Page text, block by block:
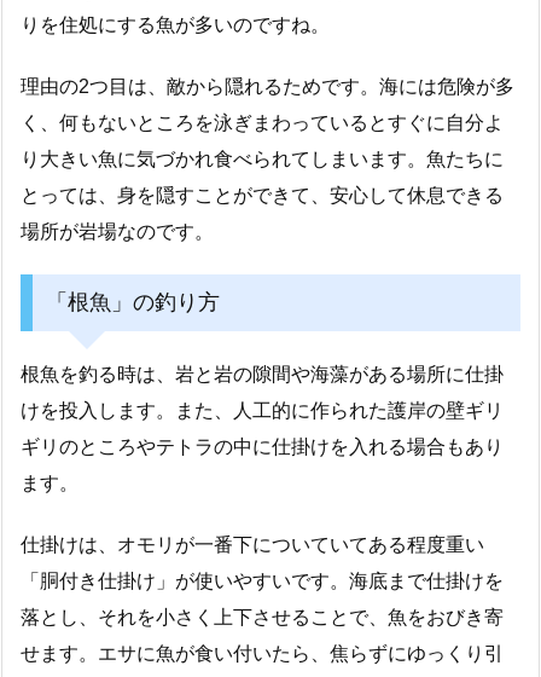
りを住処にする魚が多いのですね。
理由の2つ目は、敵から隠れるためです。海には危険が多
く、何もないところを泳ぎまわっているとすぐに自分よ
り大きい魚に気づかれ食べられてしまいます。魚たちに
とっては、身を隠すことができて、安心して休息できる
場所が岩場なのです。
「根魚」の釣り方
根魚を釣る時は、岩と岩の隙間や海藻がある場所に仕掛
けを投入します。また、人工的に作られた護岸の壁ギリ
ギリのところやテトラの中に仕掛けを入れる場合もあり
ます。
仕掛けは、オモリが一番下についていてある程度重い
「胴付き仕掛け」が使いやすいです。海底まで仕掛けを
落とし、それを小さく上下させることで、魚をおびき寄
せます。エサに魚が食い付いたら、焦らずにゆっくり引